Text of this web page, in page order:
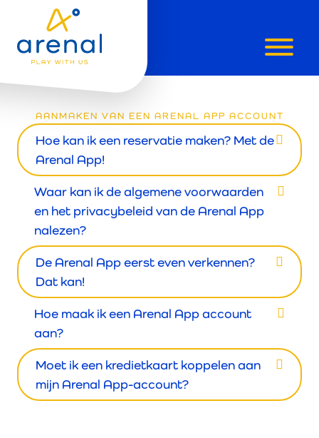
ARENAL
AANMAKEN VAN EEN ARENAL APP ACCOUNT
Hoe kan ik een reservatie maken? Met de
Arenal App!
Waar kan ik de algemene voorwaarden
en het privacybeleid van de Arenal App
nalezen?
De Arenal App eerst even verkennen?
Dat kan!
Hoe maak ik een Arenal App account
aan?
Moet ik een kredietkaart koppelen aan
mijn Arenal App-account?